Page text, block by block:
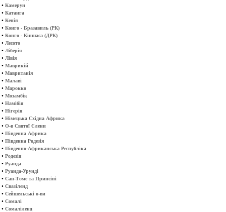
• Камерун
• Катанга
• Кенія
• Конго - Бразавиль (РК)
• Конго - Кіншаса (ДРК)
• Лесото
• Ліберія
• Лівія
• Маврикій
• Мавританія
• Малаві
• Марокко
• Мозамбік
• Намібія
• Нігерія
• Німецька Східна Африка
• О-в Святої Єлени
• Південна Африка
• Південна Родезія
• Південно-Африканська Республіка
• Родезія
• Руанда
• Руанда-Урунді
• Сан-Томе та Принсіпі
• Свазіленд
• Сейшельські о-ви
• Сомалі
• Сомаліленд